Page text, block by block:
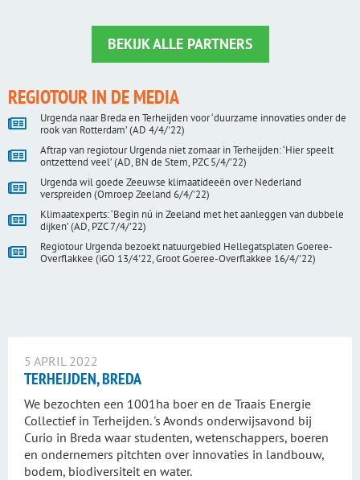
BEKIJK ALLE PARTNERS
REGIOTOUR IN DE MEDIA
Urgenda naar Breda en Terheijden voor ‘duurzame innovaties onder de
rook van Rotterdam’ (AD 4/4/'22)
Aftrap van regiotour Urgenda niet zomaar in Terheijden: ‘Hier speelt
ontzettend veel’ (AD, BN de Stem, PZC 5/4/'22)
Urgenda wil goede Zeeuwse klimaatideeën over Nederland
verspreiden (Omroep Zeeland 6/4/'22)
Klimaatexperts: ‘Begin nú in Zeeland met het aanleggen van dubbele
dijken’ (AD, PZC 7/4/'22)
Regiotour Urgenda bezoekt natuurgebied Hellegatsplaten Goeree-
Overflakkee (iGO 13/4'22, Groot Goeree-Overflakkee 16/4/'22)
5 APRIL 2022
TERHEIJDEN, BREDA
We bezochten een 1001ha boer en de Traais Energie
Collectief in Terheijden. 's Avonds onderwijsavond bij
Curio in Breda waar studenten, wetenschappers, boeren
en ondernemers pitchten over innovaties in landbouw,
bodem, biodiversiteit en water.